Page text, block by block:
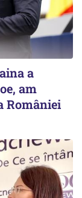
a
am
României